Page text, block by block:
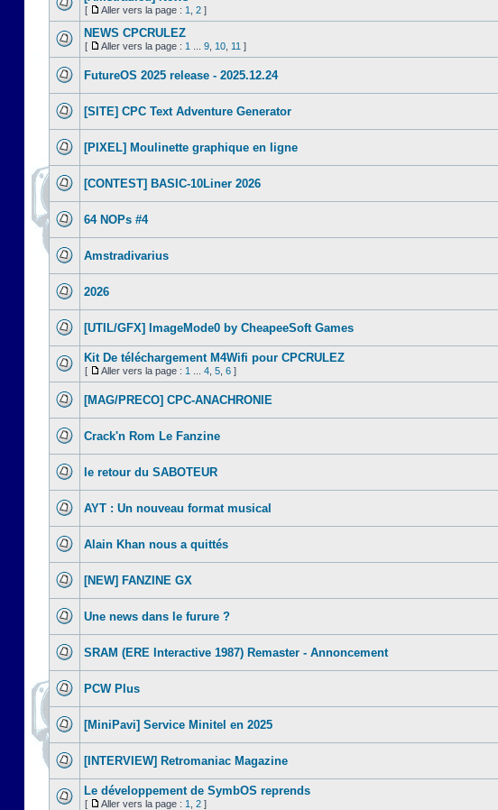
[ Aller vers la page : 1 2 ]
NEWS CPCRULEZ
[ Aller vers la page : 1 9 10 11 ]
FutureOS 2025 release - 2025.12.24
[SITE] CPC Text Adventure Generator
[PIXEL] Moulinette graphique en ligne
[CONTEST] BASIC-10Liner 2026
64 NOPs #4
Amstradivarius
2026
[UTIL/GFX] ImageMode0 by CheapeeSoft Games
Kit De téléchargement M4Wifi pour CPCRULEZ
[ Aller vers la page : 1 4 5 6 ]
[MAG/PRECO] CPC-ANACHRONIE
Crack'n Rom Le Fanzine
le retour du SABOTEUR
AYT : Un nouveau format musical
Alain Khan nous a quittés
[NEW] FANZINE GX
Une news dans le furure ?
SRAM (ERE Interactive 1987) Remaster - Annoncement
PCW Plus
[MiniPavi] Service Minitel en 2025
[INTERVIEW] Retromaniac Magazine
Le développement de SymbOS reprends
[ Aller vers la page : 1 2 ]